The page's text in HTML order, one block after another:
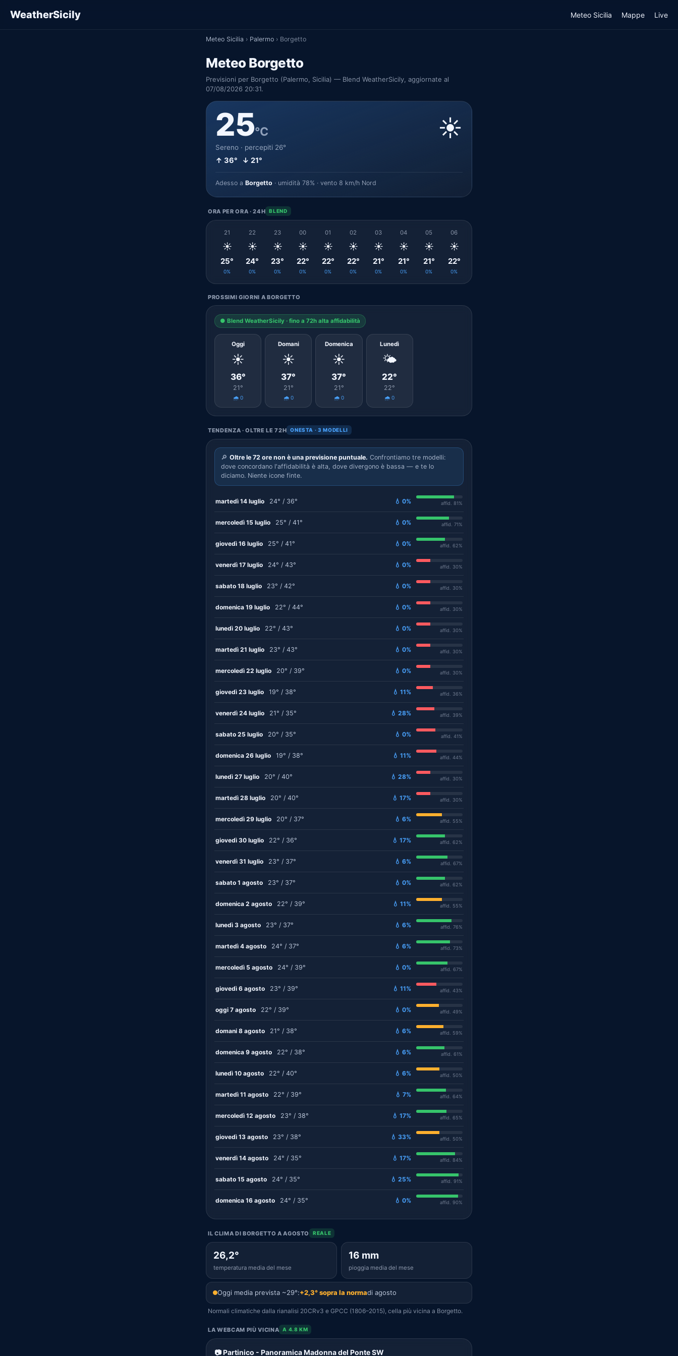
WeatherSicily Meteo Sicilia Mappe Live
Meteo Sicilia › Palermo › Borgetto
Meteo Borgetto
Previsioni per Borgetto (Palermo, Sicilia) — Blend WeatherSicily, aggiornate al
07/08/2026 20:31.
25°C
Sereno · percepiti 26°
↑ 36° ↓ 21°
☀️
Adesso a Borgetto · umidità 78% · vento 8 km/h Nord
ORA PER ORA · 24H BLEND
21
☀️
25°
0%
22
☀️
24°
0%
23
☀️
23°
0%
00
☀️
22°
0%
01
☀️
22°
0%
02
☀️
22°
0%
03
☀️
21°
0%
04
☀️
21°
0%
05
☀️
21°
0%
06
☀️
22°
0%
PROSSIMI GIORNI A BORGETTO
● Blend WeatherSicily · fino a 72h alta affidabilità
Oggi
☀️
36°
21°
🌧️ 0
Domani
☀️
37°
21°
🌧️ 0
Domenica
☀️
37°
21°
🌧️ 0
Lunedì
🌤️
22°
22°
🌧️ 0
TENDENZA · OLTRE LE 72H ONESTA · 3 MODELLI
🔎 Oltre le 72 ore non è una previsione puntuale. Confrontiamo tre modelli:
dove concordano l'affidabilità è alta, dove divergono è bassa — e te lo
diciamo. Niente icone finte.
martedì 14 luglio 24° / 36° 💧 0% affid. 81%
mercoledì 15 luglio 25° / 41° 💧 0% affid. 71%
giovedì 16 luglio 25° / 41° 💧 0% affid. 62%
venerdì 17 luglio 24° / 43° 💧 0% affid. 30%
sabato 18 luglio 23° / 42° 💧 0% affid. 30%
domenica 19 luglio 22° / 44° 💧 0% affid. 30%
lunedì 20 luglio 22° / 43° 💧 0% affid. 30%
martedì 21 luglio 23° / 43° 💧 0% affid. 30%
mercoledì 22 luglio 20° / 39° 💧 0% affid. 30%
giovedì 23 luglio 19° / 38° 💧 11% affid. 36%
venerdì 24 luglio 21° / 35° 💧 28% affid. 39%
sabato 25 luglio 20° / 35° 💧 0% affid. 41%
domenica 26 luglio 19° / 38° 💧 11% affid. 44%
lunedì 27 luglio 20° / 40° 💧 28% affid. 30%
martedì 28 luglio 20° / 40° 💧 17% affid. 30%
mercoledì 29 luglio 20° / 37° 💧 6% affid. 55%
giovedì 30 luglio 22° / 36° 💧 17% affid. 62%
venerdì 31 luglio 23° / 37° 💧 6% affid. 67%
sabato 1 agosto 23° / 37° 💧 0% affid. 62%
domenica 2 agosto 22° / 39° 💧 11% affid. 55%
lunedì 3 agosto 23° / 37° 💧 6% affid. 76%
martedì 4 agosto 24° / 37° 💧 6% affid. 73%
mercoledì 5 agosto 24° / 39° 💧 0% affid. 67%
giovedì 6 agosto 23° / 39° 💧 11% affid. 43%
oggi 7 agosto 22° / 39° 💧 0% affid. 49%
domani 8 agosto 21° / 38° 💧 6% affid. 59%
domenica 9 agosto 22° / 38° 💧 6% affid. 61%
lunedì 10 agosto 22° / 40° 💧 6% affid. 50%
martedì 11 agosto 22° / 39° 💧 7% affid. 64%
mercoledì 12 agosto 23° / 38° 💧 17% affid. 65%
giovedì 13 agosto 23° / 38° 💧 33% affid. 50%
venerdì 14 agosto 24° / 35° 💧 17% affid. 84%
sabato 15 agosto 24° / 35° 💧 25% affid. 91%
domenica 16 agosto 24° / 35° 💧 0% affid. 90%
IL CLIMA DI BORGETTO A AGOSTO REALE
26,2°
temperatura media del mese
16 mm
pioggia media del mese
Oggi media prevista ~29°:+2,3° sopra la normadi agosto
Normali climatiche dalla rianalisi 20CRv3 e GPCC (1806–2015), cella più vicina a Borgetto.
LA WEBCAM PIÙ VICINA A 4.8 KM
📷 Partinico - Panoramica Madonna del Ponte SW